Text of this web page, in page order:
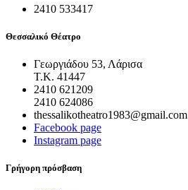
2410 533417
Θεσσαλικό Θέατρο
Γεωργιάδου 53, Λάρισα
Τ.Κ. 41447
2410 621209
2410 624086
thessalikotheatro1983@gmail.com
Facebook page
Instagram page
Γρήγορη πρόσβαση